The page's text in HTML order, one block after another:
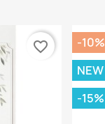
favorite_border
-10%
NEW
-